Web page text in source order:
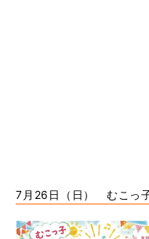
7月26日（日） むこっ